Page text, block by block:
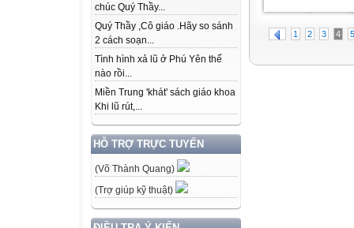
chúc Quý Thầy...
Quý Thầy ,Cô giáo .Hãy so sánh
2 cách soạn...
Tình hình xả lũ ở Phú Yên thế
nào rồi...
Miền Trung 'khát' sách giáo khoa
Khi lũ rút,...
HỖ TRỢ TRỰC TUYẾN
(Võ Thành Quang)
(Trợ giúp kỹ thuật)
1 2 3 4 5